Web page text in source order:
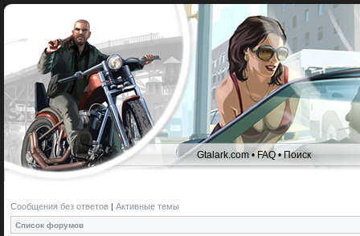
Gtalark.com •FAQ•Поиск
Сообщения без ответов | Активные темы
Список форумов